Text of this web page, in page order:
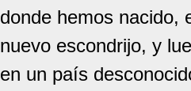
donde hemos nacido,
nuevo escondrijo, y
en un país